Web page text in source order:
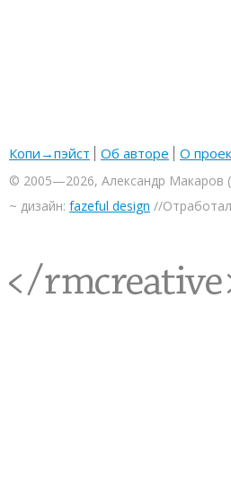
Копи→пэйст Об авторе О
© 2005—2026, Александр Макаров
~ дизайн: fazeful design //
<rmcreative/>